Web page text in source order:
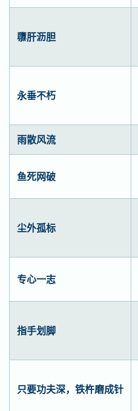
隳肝沥胆
永垂不朽
雨散风流
鱼死网破
尘外孤标
专心一志
指手划脚
只要功夫深，铁杵磨成针